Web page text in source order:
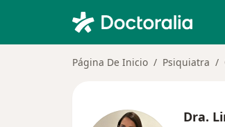
Página De Inicio Psiquiatra
Dra.